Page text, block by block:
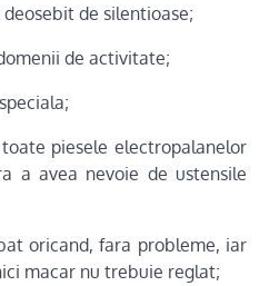
de silentioase;
de activitate;
piesele electropalanelor
a avea nevoie de ustensile
oricand, fara probleme, iar
macar nu trebuie reglat;